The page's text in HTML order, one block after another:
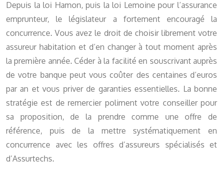
Depuis la loi Hamon, puis la loi Lemoine pour l’assurance
emprunteur, le législateur a fortement encouragé la
concurrence. Vous avez le droit de choisir librement votre
assureur habitation et d’en changer à tout moment après
la première année. Céder à la facilité en souscrivant auprès
de votre banque peut vous coûter des centaines d’euros
par an et vous priver de garanties essentielles. La bonne
stratégie est de remercier poliment votre conseiller pour
sa proposition, de la prendre comme une offre de
référence, puis de la mettre systématiquement en
concurrence avec les offres d’assureurs spécialisés et
d’Assurtechs.